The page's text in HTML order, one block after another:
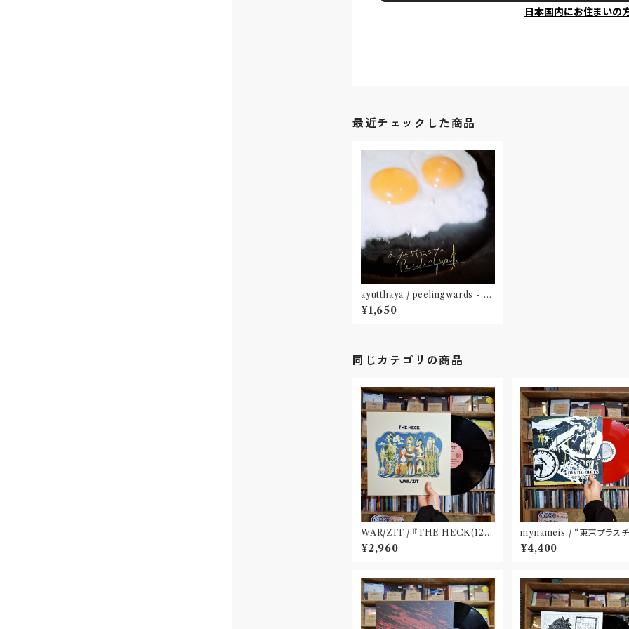
日本国内にお住まいの
最近チェックした商品
ayutthaya / peelingwards - sp
lit 7" [LFR013(LIKE A FOOL
RECORDS)](レコード作品)
¥1,650
同じカテゴリの商品
WAR​/​ZIT​ / 『​THE HECK(​12")​
』
¥2,960
mynameis / “東京プラスチ
LP(12 inch)
¥4,400